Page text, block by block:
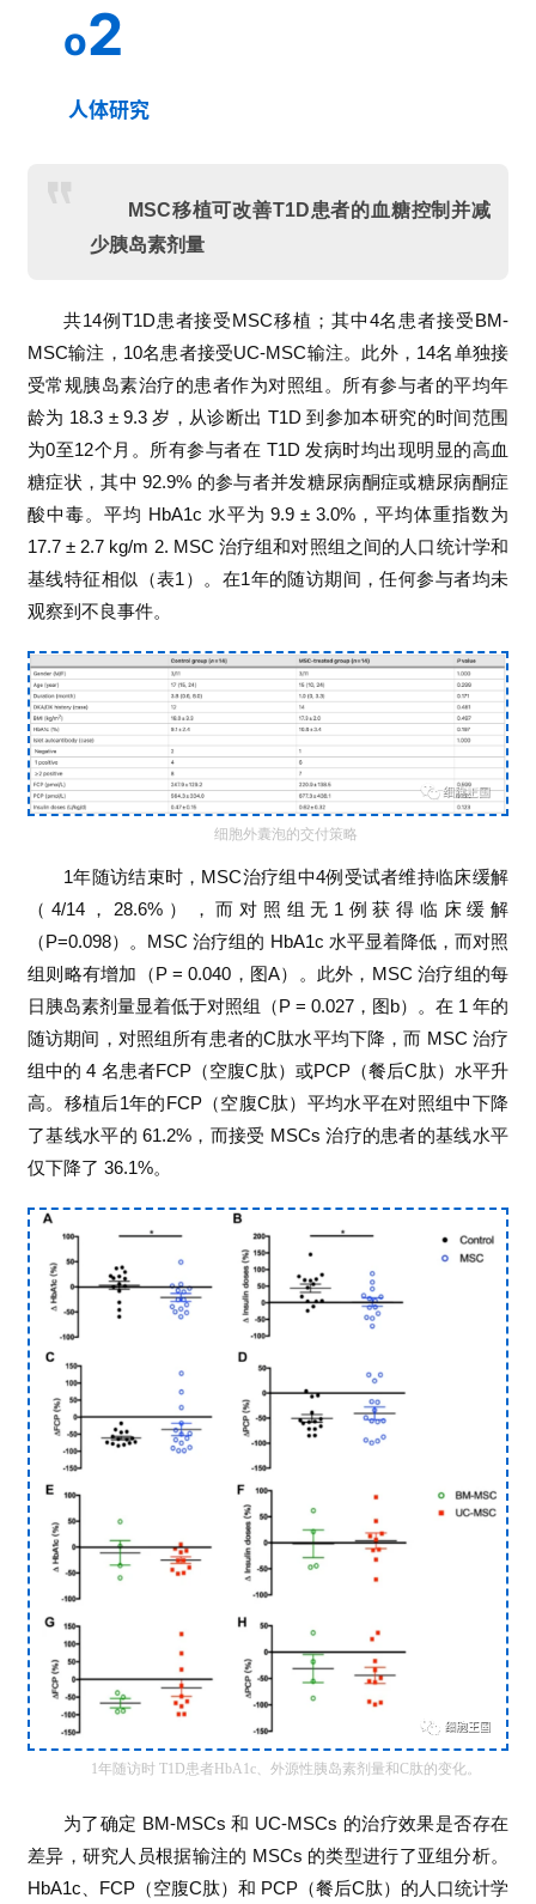
医
学
临
床
转
化
会
展
活
动
们
登录 注册
o2
人体研究
MSC移植可改善T1D患者的血糖控制并减
少胰岛素剂量
共14例T1D患者接受MSC移植；其中4名患者接受BM-
MSC输注，10名患者接受UC-MSC输注。此外，14名单独接
受常规胰岛素治疗的患者作为对照组。所有参与者的平均年
龄为 18.3 ± 9.3 岁，从诊断出 T1D 到参加本研究的时间范围
为0至12个月。所有参与者在 T1D 发病时均出现明显的高血
糖症状，其中 92.9% 的参与者并发糖尿病酮症或糖尿病酮症
酸中毒。平均 HbA1c 水平为 9.9 ± 3.0%，平均体重指数为
17.7 ± 2.7 kg/m 2. MSC 治疗组和对照组之间的人口统计学和
基线特征相似（表1）。在1年的随访期间，任何参与者均未
观察到不良事件。
细胞外囊泡的交付策略
1年随访结束时， MSC治疗组中4例受试者维持临床缓解
（ 4/14， 28.6% ），而对照组无 1 例获得临床缓解
（P=0.098）。 MSC治疗组的 HbA1c 水平显着降低，而对照
组则略有增加（P = 0.040 ，图A）。此外， MSC 治疗组的每
日胰岛素剂量显着低于对照组（P = 0.027 ，图b）。在 1 年的
随访期间，对照组所有患者的C肽水平均下降，而 MSC 治疗
组中的4 名患者FCP（空腹C肽） 或PCP（餐后C肽） 水平升
高。移植后1年的FCP（空腹C肽） 平均水平在对照组中下降
了基线水平的61.2% ，而接受 MSCs治疗的患者的基线水平
仅下降了 36.1%。
1年随访时 T1D患者HbA1c、外源性胰岛素剂量和C肽的变化。
为了确定 BM-MSCs 和 UC-MSCs 的治疗效果是否存在
差异，研究人员根据输注的 MSCs 的类型进行了亚组分析。
HbA1c、FCP（空腹C肽）和 PCP（餐后C肽）的人口统计学